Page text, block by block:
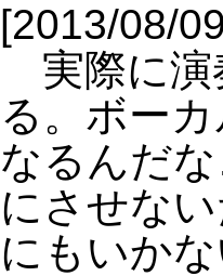
[2013/08/
実際に演
る。ボー
なるんだ
にさせな
にもいかな